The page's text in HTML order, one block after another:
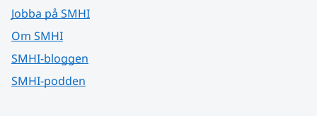
Jobba på SMHI
Om SMHI
SMHI-bloggen
SMHI-podden